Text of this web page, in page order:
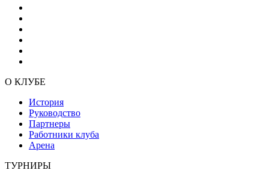
О КЛУБЕ
История
Руководство
Партнеры
Работники клуба
Арена
ТУРНИРЫ